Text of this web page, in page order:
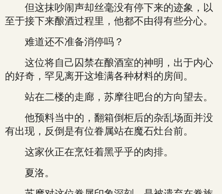
但这抹吵闹声却丝毫没有停下来的迹象，以
至于接下来酿酒过程里，他都不由得有些分心。
难道还不准备消停吗？
这位将自己囚禁在酿酒室的神明，出于内心
的好奇，罕见离开这堆满各种材料的房间。
站在二楼的走廊，苏摩往吧台的方向望去。
他预料当中的，翻箱倒柜后的杂乱场面并没
有出现，反倒是有位眷属站在魔石灶台前。
这家伙正在烹饪着黑乎乎的肉排。
夏洛。